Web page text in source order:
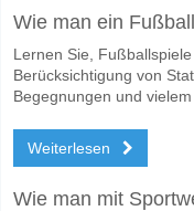
Wie man ein
Lernen Sie,
Berücksichtigung von
Begegnungen und vielem
Weiterlesen
Wie man mit